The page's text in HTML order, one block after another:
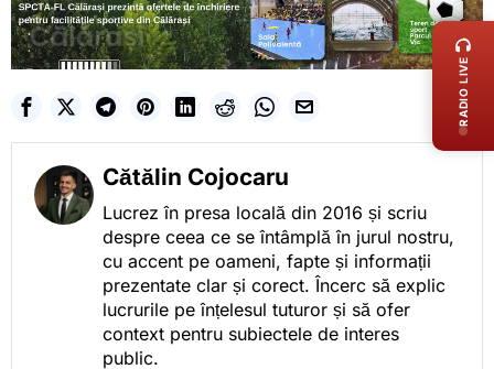
Cătălin Cojocaru
Lucrez în presa locală din 2016 și scriu
despre ceea ce se întâmplă în jurul nostru,
cu accent pe oameni, fapte și informații
prezentate clar și corect. Încerc să explic
lucrurile pe înțelesul tuturor și să ofer
context pentru subiectele de interes
public.
RADIO LIVE